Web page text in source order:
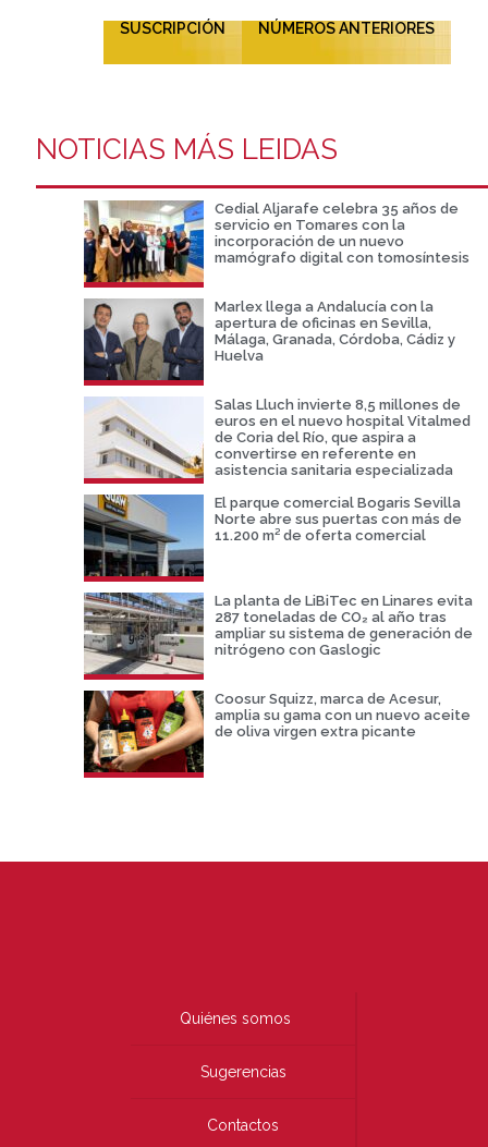
SUSCRIPCIÓN NÚMEROS ANTERIORES
NOTICIAS MÁS LEIDAS
Cedial Aljarafe celebra 35 años de
servicio en Tomares con la
incorporación de un nuevo
mamógrafo digital con tomosíntesis
Marlex llega a Andalucía con la
apertura de oficinas en Sevilla,
Málaga, Granada, Córdoba, Cádiz y
Huelva
Salas Lluch invierte 8,5 millones de
euros en el nuevo hospital Vitalmed
de Coria del Río, que aspira a
convertirse en referente en
asistencia sanitaria especializada
El parque comercial Bogaris Sevilla
Norte abre sus puertas con más de
11.200 m² de oferta comercial
La planta de LiBiTec en Linares evita
287 toneladas de CO₂ al año tras
ampliar su sistema de generación de
nitrógeno con Gaslogic
Coosur Squizz, marca de Acesur,
amplia su gama con un nuevo aceite
de oliva virgen extra picante
Quiénes somos
Sugerencias
Contactos